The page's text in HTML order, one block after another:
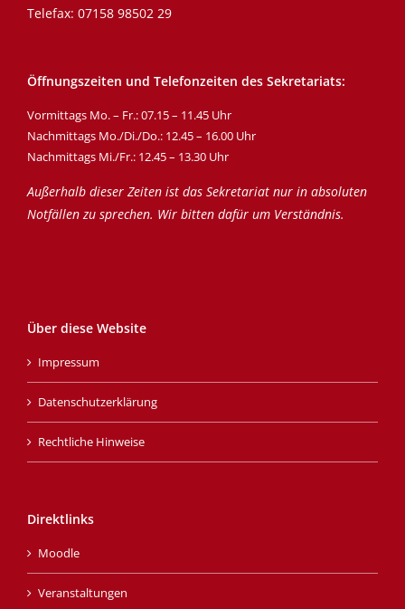
Telefax: 07158 98502 29
Öffnungszeiten und Telefonzeiten des Sekretariats:
Vormittags Mo. – Fr.: 07.15 – 11.45 Uhr
Nachmittags Mo./Di./Do.: 12.45 – 16.00 Uhr
Nachmittags Mi./Fr.: 12.45 – 13.30 Uhr
Außerhalb dieser Zeiten ist das Sekretariat nur in absoluten
Notfällen zu sprechen. Wir bitten dafür um Verständnis.
Über diese Website
Impressum
Datenschutzerklärung
Rechtliche Hinweise
Direktlinks
Moodle
Veranstaltungen